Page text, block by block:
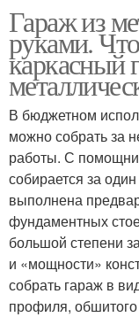
Гараж из
руками.
каркасный
В бюджетном
можно собрать за
работы. С
собирается за
выполнена
фундаментных
большой степени
и «мощности»
собрать гараж в
профиля,